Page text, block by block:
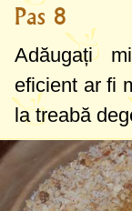
Pas 8
Adăugați
eficient ar fi
la treabă